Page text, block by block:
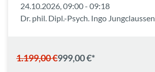
24.10.2026, 09:00 - 09:18
Dr. phil. Dipl.-Psych. Ingo Jungclaussen
1.199,00 €999,00 €*